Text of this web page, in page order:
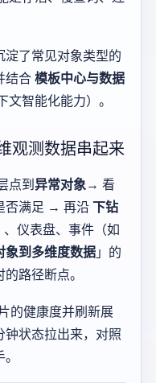
了常见对象类型的
结合模板中心与数据
智能化能力）。
观测数据串起来
点到异常对象→ 看
否满足 → 再沿下钻
、仪表盘、事件（如
象到多维度数据」的
路径断点。
的健康度并刷新展
状态拉出来，对照